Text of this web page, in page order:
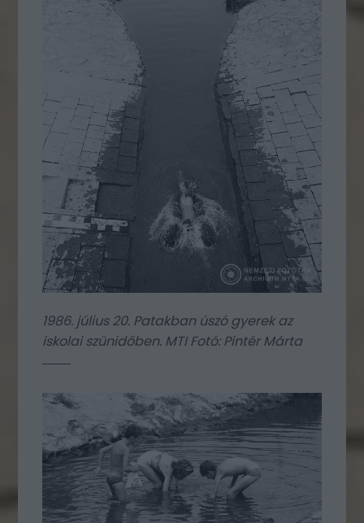
1986. július 20. Patakban úszó gyerek az
iskolai szünidőben. MTI Fotó: Pintér Márta